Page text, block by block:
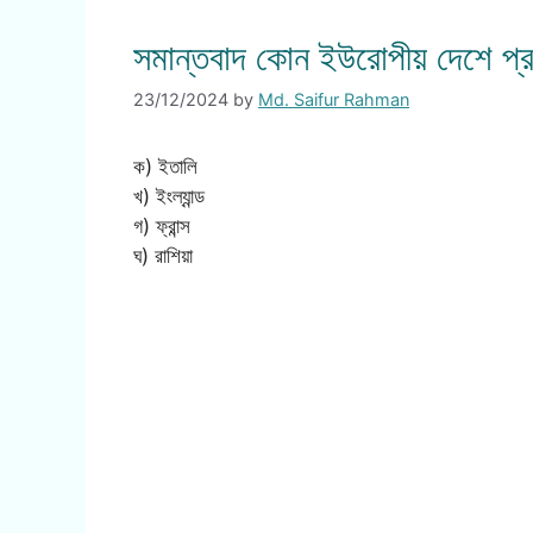
সমান্তবাদ কোন ইউরোপীয় দেশে
23/12/2024 by Md. Saifur Rahman
ক) ইতালি
খ) ইংল্যান্ড
গ) ফ্রান্স
ঘ) রাশিয়া